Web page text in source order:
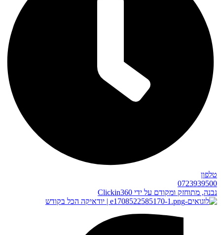
טלפון
0723939500
נבנה, מתוחזק ומקודם על ידי Clickin360